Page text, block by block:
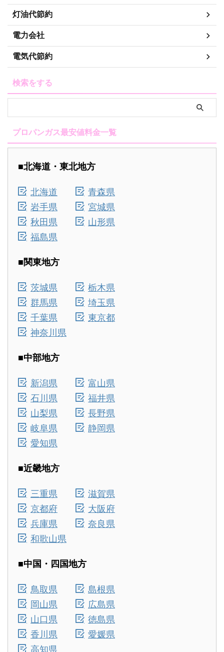
灯油代節約
電力会社
電気代節約
検索をする
プロパンガス最安値料金一覧
■北海道・東北地方
北海道
青森県
岩手県
宮城県
秋田県
山形県
福島県
■関東地方
茨城県
栃木県
群馬県
埼玉県
千葉県
東京都
神奈川県
■中部地方
新潟県
富山県
石川県
福井県
山梨県
長野県
岐阜県
静岡県
愛知県
■近畿地方
三重県
滋賀県
京都府
大阪府
兵庫県
奈良県
和歌山県
■中国・四国地方
鳥取県
島根県
岡山県
広島県
山口県
徳島県
香川県
愛媛県
高知県